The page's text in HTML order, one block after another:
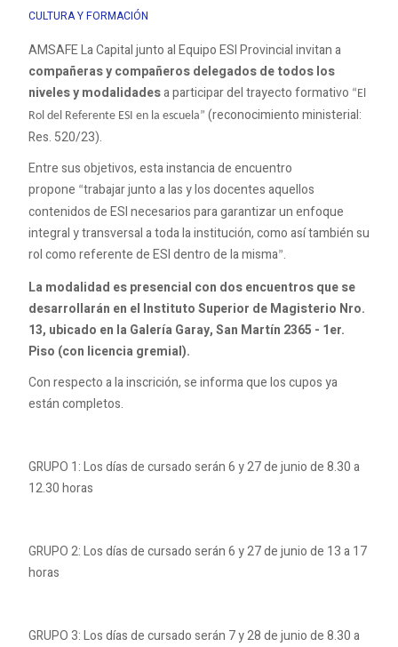
CULTURA Y FORMACIÓN
AMSAFE La Capital junto al Equipo ESI Provincial invitan a
compañeras y compañeros delegados de todos los
niveles y modalidadesa participar del trayecto formativo “El
Rol del Referente ESI en la escuela” (reconocimiento ministerial:
Res. 520/23).
Entre sus objetivos, esta instancia de encuentro
propone “trabajar junto a las y los docentes aquellos
contenidos de ESI necesarios para garantizar un enfoque
integral y transversal a toda la institución, como así también su
rol como referente de ESI dentro de la misma”.
La modalidad es presencial con dos encuentros que se
desarrollarán en el Instituto Superior de Magisterio Nro.
13, ubicado en la Galería Garay, San Martín 2365 - 1er.
Piso (con licencia gremial).
Con respecto a la inscrición, se informa que los cupos ya
están completos.
GRUPO 1: Los días de cursado serán 6 y 27 de junio de 8.30 a
12.30 horas
GRUPO 2: Los días de cursado serán 6 y 27 de junio de 13 a 17
horas
GRUPO 3: Los días de cursado serán 7 y 28 de junio de 8.30 a